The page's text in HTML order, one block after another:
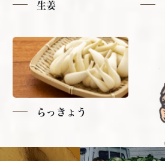
生姜
らっきょう